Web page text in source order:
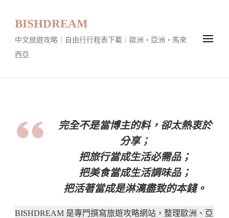
BISHDREAM
中文旅遊攻略｜自由行行程表下載｜歐洲・亞洲・馬來
西亞
完全不是當博主的料，卻太熱衷於
分享；
把旅行當成生活必需品；
把美食當成生活調味品；
把活著當成是淋漓盡致的本錢。
BISHDREAM 是專門撰寫旅遊攻略網站，整理歐洲、亞